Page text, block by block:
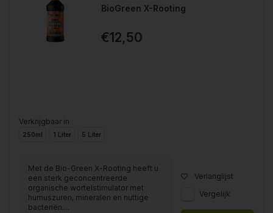
BioGreen X-Rooting
€12,50
Verkrijgbaar in
250ml 1 Liter 5 Liter
Met de Bio-Green X-Rooting heeft u
een sterk geconcentreerde
organische wortelstimulator met
humuszuren, mineralen en nuttige
bacteriën....
Verlanglijst
Vergelijk